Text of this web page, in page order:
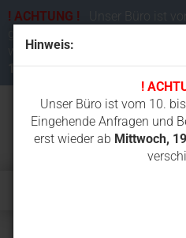
Hinweis:
!
Unser Büro ist vom 10.
Eingehende Anfragen und
erst wieder ab Mittwoch,
! ACHTUNG !
Unser Büro ist
werden dann erst wieder ab
19.08.2026bearbeitet und